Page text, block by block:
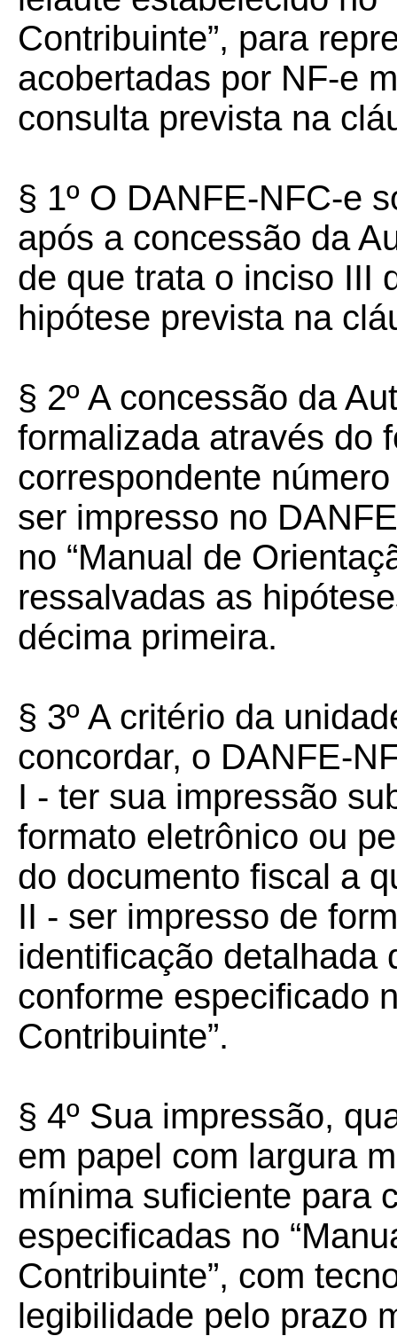
Contribuinte”, para
acobertadas por NF-e
consulta prevista na
§ 1º O DANFE-NFC-e
após a concessão da
de que trata o inciso III
hipótese prevista na
§ 2º A concessão da
formalizada através do
correspondente
ser impresso no
no “Manual de
ressalvadas as
décima primeira.
§ 3º A critério da
concordar, o DANFE-
I - ter sua impressão
formato eletrônico ou
do documento fiscal a
II - ser impresso de
identificação detalhada
conforme especificado
Contribuinte”.
§ 4º Sua impressão,
em papel com largura
mínima suficiente para
especificadas no
Contribuinte”, com
legibilidade pelo prazo